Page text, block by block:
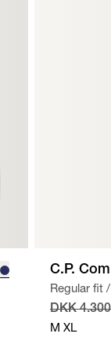
C.P.
Regular fit /
DKK 4.300
M XL